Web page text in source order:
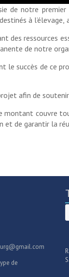
de notre
à
des
de notre
le succès de ce
afin de
montant
et de garantir la
de